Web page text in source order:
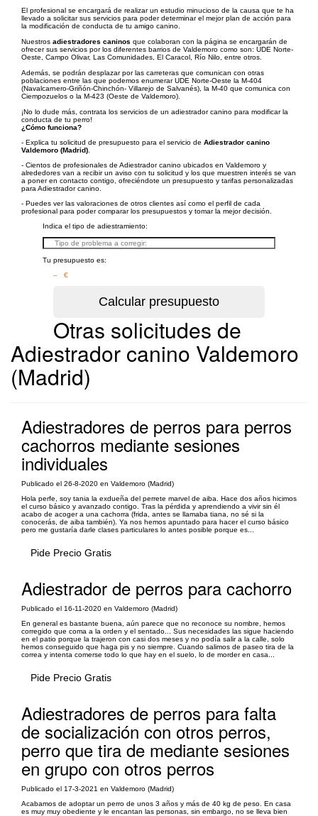
El profesional se encargará de realizar un estudio minucioso de la causa que te ha
llevado a solicitar sus servicios para poder determinar el mejor plan de acción para
la modificación de conducta de tu amigo canino.
Nuestros adiestradores caninos que colaboran con la página se encargarán de
ofrecer sus servicios por los diferentes barrios de Valdemoro como son: UDE Norte-
Oeste, Campo Olivar, Las Comunidades, El Caracol, Río Nilo, entre otros.
Además, se podrán desplazar por las carreteras que comunican con otras
poblaciones entre las que podemos enumerar UDE Norte-Oeste la M-404
(Navalcarnero-Griñón-Chinchón- Villarejo de Salvanés), la M-40 que comunica con
Ciempozuelos o la M-423 (Oeste de Valdemoro).
¡No lo dude más, contrata los servicios de un adiestrador canino para modificar la
conducta de tu perro!
¿Cómo funciona?
- Explica tu solicitud de presupuesto para el servicio de Adiestrador canino
Valdemoro (Madrid)
- Cientos de profesionales de Adiestrador canino ubicados en Valdemoro y
alrededores van a recibir un aviso con tu solicitud y los que muestren interés se van
a poner en contacto contigo, ofreciéndote un presupuesto y tarifas personalizadas
para Adiestrador canino.
- Puedes ver las valoraciones de otros clientes así como el perfil de cada
profesional para poder comparar los presupuestos y tomar la mejor decisión.
Indica el tipo de adiestramiento:
Tu presupuesto es:
– €
Otras solicitudes de
Adiestrador canino Valdemoro
(Madrid)
Adiestradores de perros para perros
cachorros mediante sesiones
individuales
Publicado el 26-8-2020 en Valdemoro (Madrid)
Hola perfe, soy tania la exdueña del perrete marvel de aiba. Hace dos años hicimos
el curso básico y avanzado contigo. Tras la pérdida y aprendiendo a vivir sin él
acabo de acoger a una cachorra (frida, antes se llamaba tiana, no sé si la
conocerás, de aiba también). Ya nos hemos apuntado para hacer el curso básico
pero me gustaría darle clases particulares lo antes posible porque es...
Pide Precio Gratis
Adiestrador de perros para cachorro
Publicado el 16-11-2020 en Valdemoro (Madrid)
En general es bastante buena, aún parece que no reconoce su nombre, hemos
corregido que coma a la orden y el sentado... Sus necesidades las sigue haciendo
en el patio porque la trajeron con casi dos meses y no podía salir a la calle, solo
hemos conseguido que haga pis y no siempre. Cuando salimos de paseo tira de la
correa y intenta comerse todo lo que hay en el suelo, lo de morder en casa...
Pide Precio Gratis
Adiestradores de perros para falta
de socialización con otros perros,
perro que tira de mediante sesiones
en grupo con otros perros
Publicado el 17-3-2021 en Valdemoro (Madrid)
Acabamos de adoptar un perro de unos 3 años y más de 40 kg de peso. En casa
es muy muy obediente y le encantan las personas, sin embargo, no se lleva bien